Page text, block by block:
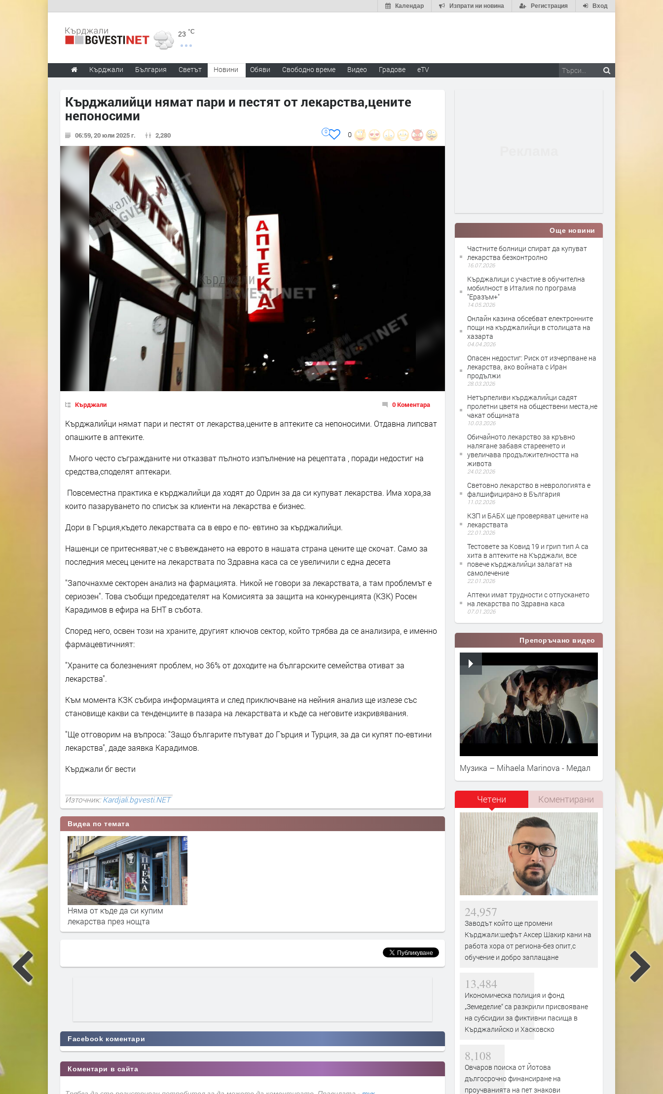
Вход
Регистрация
Изпрати ни новина
Календар
23 °C
Кърджали България Светът Новини Обяви Свободно време Видео Градове eTV
Кърджалийци нямат пари и пестят от лекарства,цените
непоносими
06:59, 20 юли 2025 г. 2,280 0
0
Кърджали 0 Коментара
Кърджалийци нямат пари и пестят от лекарства,цените в аптеките са непоносими. Отдавна липсват
опашките в аптеките.
Много често съгражданите ни отказват пълното изпълнение на рецептата , поради недостиг на
средства,споделят аптекари.
Повсеместна практика е кърджалийци да ходят до Одрин за да си купуват лекарства. Има хора,за
които пазаруването по списък за клиенти на лекарства е бизнес.
Дори в Гърция,където лекарствата са в евро е по- евтино за кърджалийци.
Нашенци се притесняват,че с въвеждането на еврото в нашата страна цените ще скочат. Само за
последния месец цените на лекарствата по Здравна каса са се увеличили с една десета
"Започнахме секторен анализ на фармацията. Никой не говори за лекарствата, а там проблемът е
сериозен". Това съобщи председателят на Комисията за защита на конкуренцията (КЗК) Росен
Карадимов в ефира на БНТ в събота.
Според него, освен този на храните, другият ключов сектор, който трябва да се анализира, е именно
фармацевтичният:
"Храните са болезненият проблем, но 36% от доходите на българските семейства отиват за
лекарства".
Към момента КЗК събира информацията и след приключване на нейния анализ ще излезе със
становище какви са тенденциите в пазара на лекарствата и къде са неговите изкривявания.
"Ще отговорим на въпроса: "Защо българите пътуват до Гърция и Турция, за да си купят по-евтини
лекарства", даде заявка Карадимов.
Кърджали бг вести
Източник:Kardjali.bgvesti.NET
Видеа по темата
Няма от къде да си купим
лекарства през нощта
Facebook коментари
Коментари в сайта
Още новини
Частните болници спират да купуват
лекарства безконтролно
16.07.2026
Кърджалици с участие в обучителна
мобилност в Италия по програма
"Еразъм+"
14.05.2026
Онлайн казина обсебват електронните
пощи на кърджалийци в столицата на
хазарта
04.04.2026
Опасен недостиг: Риск от изчерпване на
лекарства, ако войната с Иран
продължи
28.03.2026
Нетърпеливи кърджалийци садят
пролетни цветя на обществени места,не
чакат общината
10.03.2026
Обичайното лекарство за кръвно
налягане забавя стареенето и
увеличава продължителността на
живота
24.02.2026
Световно лекарство в неврологията е
фалшифицирано в България
11.02.2026
КЗП и БАБХ ще проверяват цените на
лекарствата
22.01.2026
Тестовете за Ковид 19 и грип тип А са
хита в аптеките на Кърджали, все
повече кърджалийци залагат на
самолечение
22.01.2026
Аптеки имат трудности с отпускането
на лекарства по Здравна каса
07.01.2026
Препоръчано видео
Музика – Mihaela Marinova - Медал
Четени Коментирани
24,957
Заводът който ще промени
Кърджали:шефът Аксер Шакир кани на
работа хора от региона-без опит,с
обучение и добро заплащане
13,484
Икономическа полиция и фонд
„Земеделие“ са разкрили присвояване
на субсидии за фиктивни пасища в
Кърджалийско и Хасковско
8,108
Овчаров поиска от Йотова
дългосрочно финансиране на
проучванията на пет знакови